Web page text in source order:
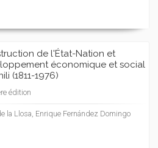
de l'État-Nation et
économique et social
(1811-1976)
édition
la Llosa, Enrique Fernández Domingo